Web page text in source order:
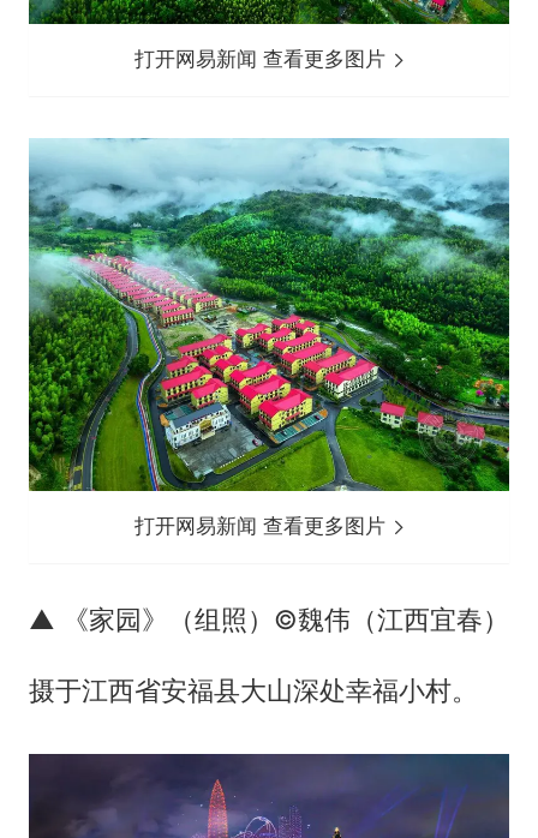
打开网易新闻 查看更多图片
打开网易新闻 查看更多图片
▲ 《家园》（组照）©魏伟（江西宜春）
摄于江西省安福县大山深处幸福小村。